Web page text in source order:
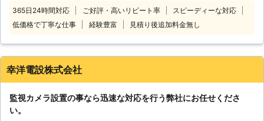
ていれば24時間不法侵入者は人目を
気にして行動しなければいけない状態
に追い込まれるのです。 【優れた監
視カメラの効果】 監視カメラの優れ
た点は防犯効果だけではなく、地域の
ルールを無視してごみを捨てる人への
効果の高い抑止力として期待をするこ
必要になりましたら、ぜひお呼びくだ
さい。電気工事に慣れている私たちの
ら、設置を考えてみてはいかがでしょ
365日24時間対応 ご好評・高いリピート率
スピーディーな対応
低価格で丁寧な仕事
経験豊富 見積り後追加料金無し
幸洋電設株式会社
監視カメラ設置の事なら迅速な対応を行う弊社にお任せくださ
い。